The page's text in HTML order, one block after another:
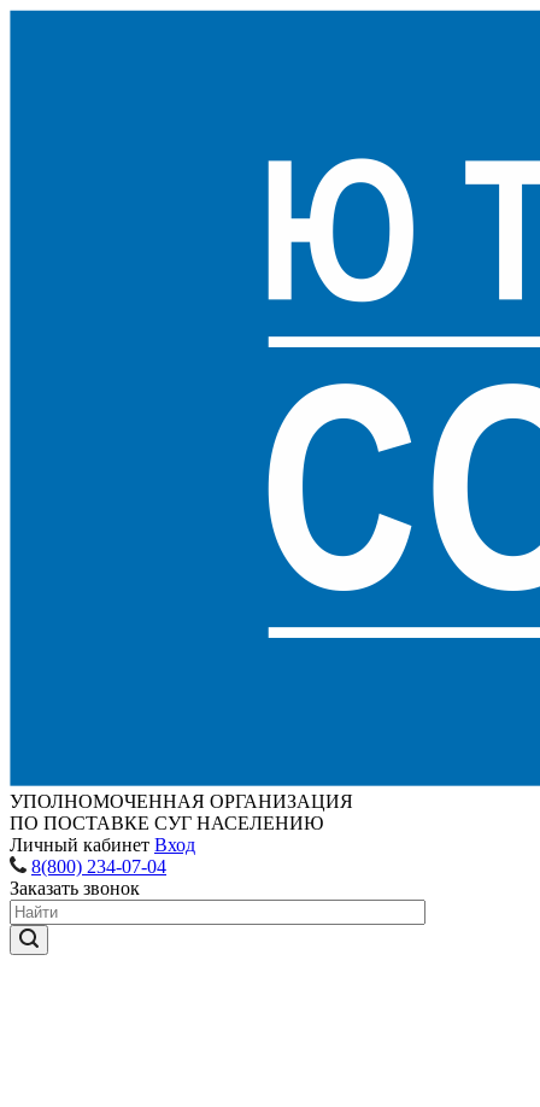
УПОЛНОМОЧЕННАЯ ОРГАНИЗАЦИЯ
ПО ПОСТАВКЕ СУГ НАСЕЛЕНИЮ
Личный кабинет Вход
8(800) 234-07-04
Заказать звонок